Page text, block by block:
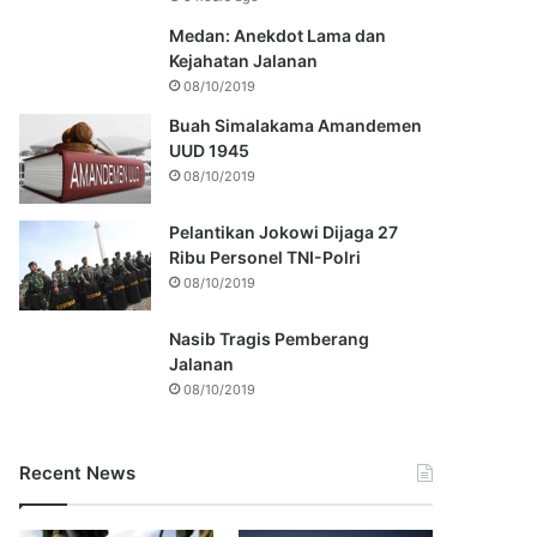
Medan: Anekdot Lama dan
Kejahatan Jalanan
08/10/2019
Buah Simalakama Amandemen
UUD 1945
08/10/2019
Pelantikan Jokowi Dijaga 27
Ribu Personel TNI-Polri
08/10/2019
Nasib Tragis Pemberang
Jalanan
08/10/2019
Recent News